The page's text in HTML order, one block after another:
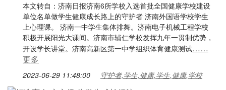
本文转自：济南日报济南6所学校入选首批全国健康学校建设
单位名单做学生健康成长路上的守护者 济南外国语学校学生
上心理课。 济南一中学生集体排舞。济南电子机械工程学校
积极开展阳光大课间。济南市辅仁学校发挥九年一贯制优势，
开设学长讲堂。济南高新区第一中学组织体育健康测试……
更多
2023-06-29 11:48:00 守护者,学生,健康,学生,健康,学校